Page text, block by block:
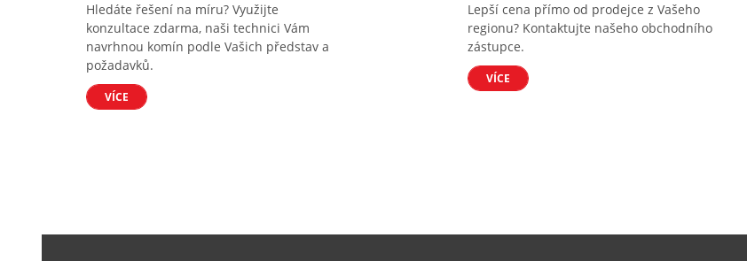
Hledáte řešení na míru? Využijte
konzultace zdarma, naši technici Vám
navrhnou komín podle Vašich představ a
požadavků.
VÍCE
Lepší cena přímo od prodejce z Vašeho
regionu? Kontaktujte našeho obchodního
zástupce.
VÍCE